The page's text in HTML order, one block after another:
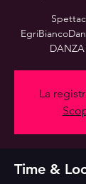
DANZA
La
Time &